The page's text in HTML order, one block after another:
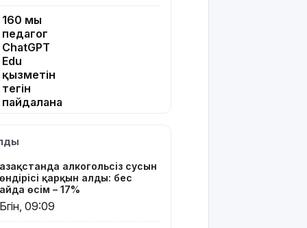
160 мың
педагог
ChatGPT
Edu
қызметін
тегін
пайдалана
партиясының
Димаш
тыңдармандарына
жаңа
Қазақстанда алкогольсіз сусын
өндірісі қарқын алды: бес
айда өсім – 17%
Бүгін, 09:09